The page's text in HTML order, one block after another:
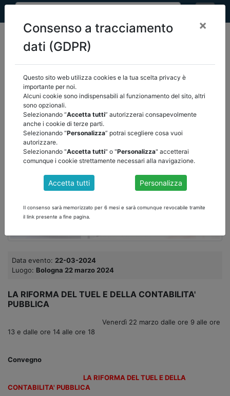
home eventi/torna indietro
EVENTI
Data evento: 22-03-2024
Luogo: Bologna 22 marzo 2024
LA RIFORMA DEL TUEL E DELLA CONTABILITA'
PUBBLICA
Venerdì 22 marzo dalle ore 9 alle ore
13 e dalle ore 14 alle ore 18
Convegno
LA RIFORMA DEL TUEL E DELLA
CONTABILITA' PUBBLICA
Consenso a tracciamento
dati (GDPR)
×
Questo sito web utilizza cookies e la tua scelta privacy è
importante per noi.
Alcuni cookie sono indispensabili al funzionamento del sito, altri
sono opzionali.
Selezionando “Accetta tutti” autorizzerai consapevolmente
anche i cookie di terze parti.
Selezionando “Personalizza” potrai scegliere cosa vuoi
autorizzare.
Selezionando "Accetta tutti" o "Personalizza" accetterai
comunque i cookie strettamente necessari alla navigazione.
Accetta tutti Personalizza
Il consenso sarà memorizzato per 6 mesi e sarà comunque revocabile tramite
il link presente a fine pagina.